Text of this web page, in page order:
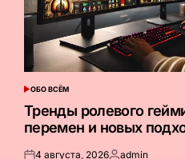
ОПУБЛИКОВАНО
В
ОБО ВСЁМ
Тренды ролевого
перемен и новых
4 августа, 2026 admin